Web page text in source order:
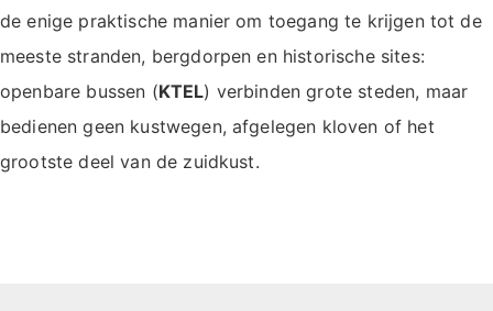
de enige praktische manier om toegang te krijgen tot de
meeste stranden, bergdorpen en historische sites:
openbare bussen (KTEL) verbinden grote steden, maar
bedienen geen kustwegen, afgelegen kloven of het
grootste deel van de zuidkust.